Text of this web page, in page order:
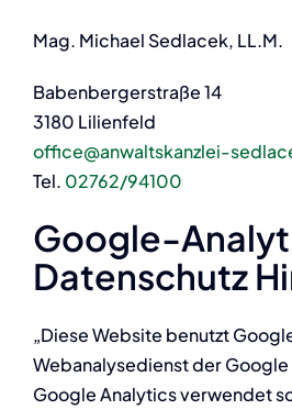
Mag. Michael Sedlacek, LL.M.
Babenbergerstraße 14
3180 Lilienfeld
office@anwaltskanzlei-
Tel. 02762/94100
Google-
Datenschutz
„Diese Website benutzt
Webanalysedienst der Google
Google Analytics verwendet